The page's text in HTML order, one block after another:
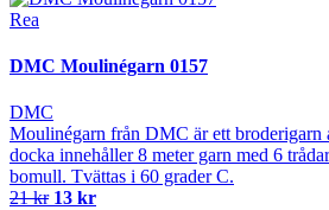
Rea
DMC Moulinégarn 0157
DMC
Moulinégarn från DMC är ett broderigarn
docka innehåller 8 meter garn med 6
bomull. Tvättas i 60 grader C.
21 kr 13 kr